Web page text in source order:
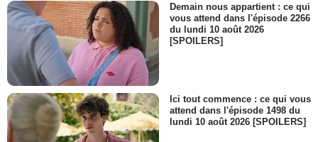
Demain nous appartient : ce qui
vous attend dans l'épisode 2266
du lundi 10 août 2026
[SPOILERS]
Ici tout commence : ce qui vous
attend dans l'épisode 1498 du
lundi 10 août 2026 [SPOILERS]